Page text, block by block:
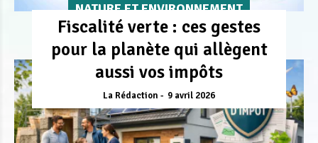
NATURE ET ENVIRONNEMENT
Fiscalité verte : ces gestes
pour la planète qui allègent
aussi vos impôts
La Rédaction 9 avril 2026